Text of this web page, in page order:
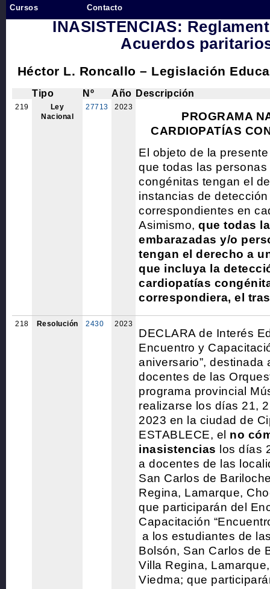
18 LICENCIA y
INASISTENCIAS:
Acuerdos
Héctor L. Roncallo – Legislación
Tipo Nº Año Descripción
219
Ley
Nacional
27713 2023
PROGRAMA
CARDIOPATÍAS
El objeto de la
que todas las
congénitas tengan el
instancias de
correspondientes en
Asimismo, que todas
embarazadas y/o
tengan el derecho a
que incluya la
cardiopatías
correspondiera, el
218 Resolución 2430 2023
DECLARA de Interés
Encuentro y
aniversario”, destinada
docentes de las
programa provincial
realizarse los días 21,
2023 en la ciudad de
ESTABLECE, el no
inasistencias los días
a docentes de las
San Carlos de
Regina, Lamarque,
que participarán del
Capacitación
a los estudiantes de
Bolsón, San Carlos de
Villa Regina,
Viedma; que
Cursos Contacto